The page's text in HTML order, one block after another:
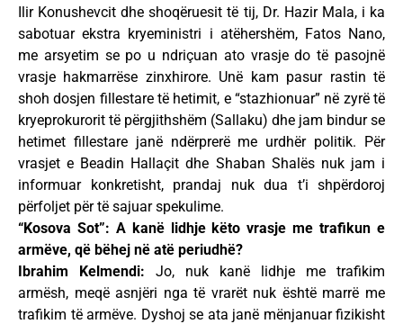
Ilir Konushevcit dhe shoqëruesit të tij, Dr. Hazir Mala, i ka
sabotuar ekstra kryeministri i atëhershëm, Fatos Nano,
me arsyetim se po u ndriçuan ato vrasje do të pasojnë
vrasje hakmarrëse zinxhirore. Unë kam pasur rastin të
shoh dosjen fillestare të hetimit, e “stazhionuar” në zyrë të
kryeprokurorit të përgjithshëm (Sallaku) dhe jam bindur se
hetimet fillestare janë ndërprerë me urdhër politik. Për
vrasjet e Beadin Hallaçit dhe Shaban Shalës nuk jam i
informuar konkretisht, prandaj nuk dua t’i shpërdoroj
përfoljet për të sajuar spekulime.
“Kosova Sot”: A kanë lidhje këto vrasje me trafikun e
armëve, që bëhej në atë periudhë?
Ibrahim Kelmendi: Jo, nuk kanë lidhje me trafikim
armësh, meqë asnjëri nga të vrarët nuk është marrë me
trafikim të armëve. Dyshoj se ata janë mënjanuar fizikisht